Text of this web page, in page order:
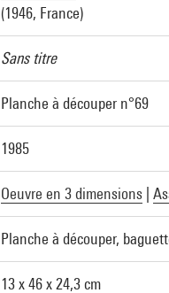
(1946, France)
Sans titre
Planche à découper n°69
1985
Oeuvre en 3 dimensions
Planche à découper,
13 x 46 x 24,3 cm